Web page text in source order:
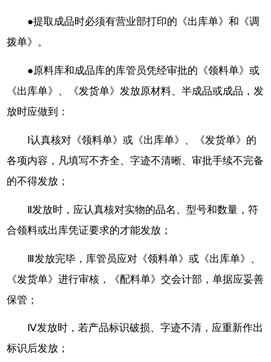
●提取成品时必须有营业部打印的《出库单》和《调
拨单》。
●原料库和成品库的库管员凭经审批的《领料单》或
《出库单》、《发货单》发放原材料、半成品或成品，发
放时应做到：
Ⅰ认真核对《领料单》或《出库单》、《发货单》的
各项内容，凡填写不齐全、字迹不清晰、审批手续不完备
的不得发放；
Ⅱ发放时，应认真核对实物的品名、型号和数量，符
合领料或出库凭证要求的才能发放；
Ⅲ发放完毕，库管员应对《领料单》或《出库单》、
《发货单》进行审核，《配料单》交会计部，单据应妥善
保管；
Ⅳ发放时，若产品标识破损、字迹不清，应重新作出
标识后发放；